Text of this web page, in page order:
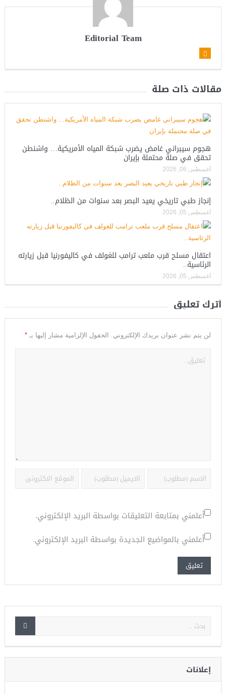
Editorial Team
مقالات ذات صلة
هجوم سيبراني غامض يضرب شبكة المياه الأمريكية… واشنطن
تحقق في صلة محتملة بإيران
أغسطس 06, 2026
إنجاز طبي تاريخي يعيد البصر بعد سنوات من الظلام..
أغسطس 05, 2026
اعتقال مسلح قرب ملعب ترامب للغولف في كاليفورنيا قبل زيارته
الرئاسية..
أغسطس 05, 2026
أترك تعليق
لن يتم نشر عنوان بريدك الإلكتروني. الحقول الإلزامية مشار إليها بـ *
أعلمني بمتابعة التعليقات بواسطة البريد الإلكتروني.
أعلمني بالمواضيع الجديدة بواسطة البريد الإلكتروني.
إعلانات